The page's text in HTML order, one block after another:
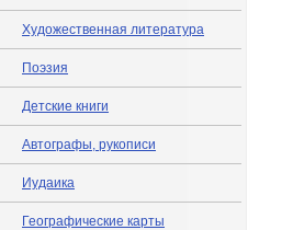
Художественная литература
Поэзия
Детские книги
Автографы, рукописи
Иудаика
Географические карты